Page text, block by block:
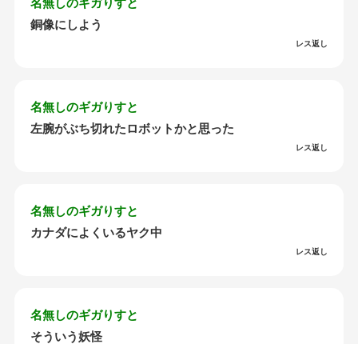
銅像にしよう
レス返し
名無しのギガりすと
左腕がぶち切れたロボットかと思った
レス返し
名無しのギガりすと
カナダによくいるヤク中
レス返し
名無しのギガりすと
そういう妖怪